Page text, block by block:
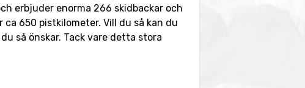
erbjuder enorma 266 skidbackar och
650 pistkilometer. Vill du så kan du
så önskar. Tack vare detta stora